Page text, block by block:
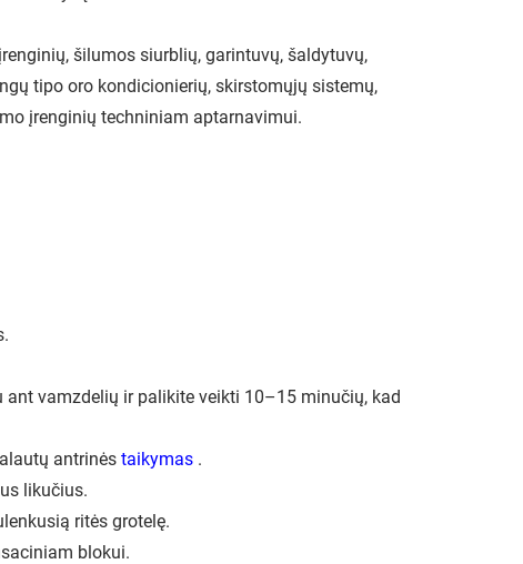
šilumos siurblių, garintuvų, šaldytuvų,
tipo oro kondicionierių, skirstomųjų sistemų,
įrenginių techniniam aptarnavimui.
vamzdelių ir palikite veikti 10–15 minučių, kad
antrinės taikymas .
likučius.
ritės grotelę.
blokui.